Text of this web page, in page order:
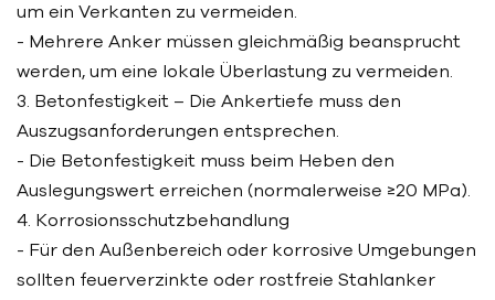
um ein Verkanten zu vermeiden.
- Mehrere Anker müssen gleichmäßig beansprucht
werden, um eine lokale Überlastung zu vermeiden.
3. Betonfestigkeit – Die Ankertiefe muss den
Auszugsanforderungen entsprechen.
- Die Betonfestigkeit muss beim Heben den
Auslegungswert erreichen (normalerweise ≥20 MPa).
4. Korrosionsschutzbehandlung
- Für den Außenbereich oder korrosive Umgebungen
sollten feuerverzinkte oder rostfreie Stahlanker